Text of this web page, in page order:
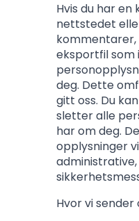
Hvis du har
nettstedet
kommentarer,
eksportfil som
deg. Dette
gitt oss. Du
sletter alle
har om deg.
opplysninger
Hvor vi